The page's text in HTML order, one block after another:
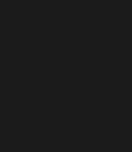
España, en